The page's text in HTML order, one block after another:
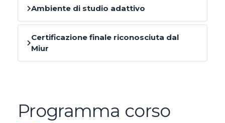
Ambiente di studio adattivo
Certificazione finale riconosciuta dal
Miur
Programma corso